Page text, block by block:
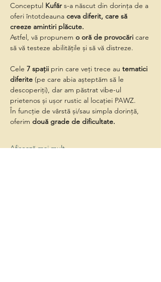
Conceptul Kufăr s-a născut din dorința de a
oferi întotdeauna ceva diferit, care să
creeze amintiri plăcute.
Astfel, vă propunem o oră de provocări care
să vă testeze abilitățile și să vă distreze.
Cele 7 spații prin care veți trece au tematici
diferite (pe care abia așteptăm să le
descoperiți), dar am păstrat vibe-ul
prietenos și ușor rustic al locației PAWZ.
În funcție de vârstă și/sau simpla dorință,
oferim două grade de dificultate.
Afișează mai mult